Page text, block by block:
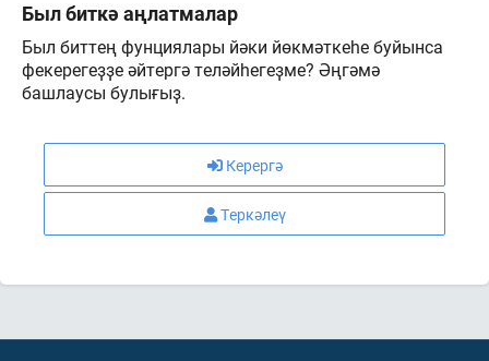
Был биткә аңлатмалар
Был биттең фунциялары йәки йөкмәткеһе буйынса
фекерегеҙҙе әйтергә теләйһегеҙме? Әңгәмә
башлаусы булығыҙ.
Керергә
Теркәлеү